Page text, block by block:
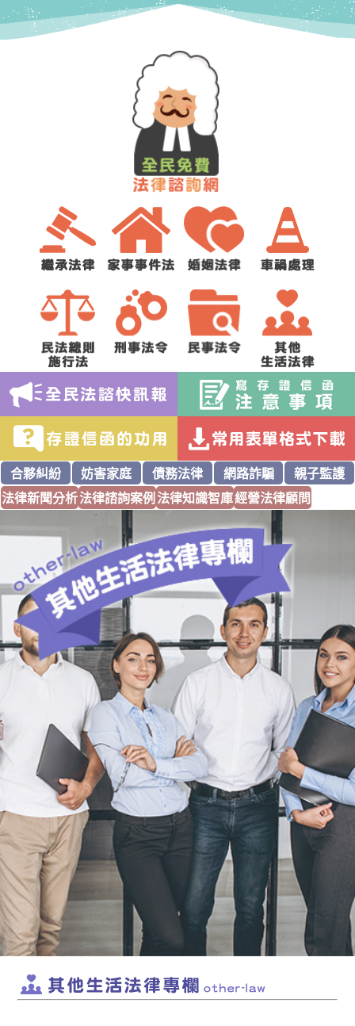
合夥糾紛 妨害家庭 債務法律 網路詐騙
親子監護
法律新聞分析法律諮詢案例法律知識智庫經營法律顧問